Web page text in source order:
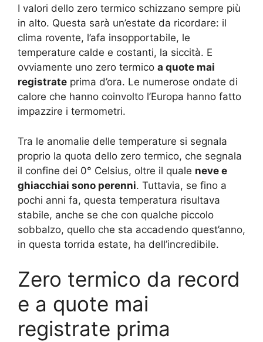
I valori dello zero termico schizzano sempre più
in alto. Questa sarà un’estate da ricordare: il
clima rovente, l’afa insopportabile, le
temperature calde e costanti, la siccità. E
ovviamente uno zero termico a quote mai
registrate prima d’ora. Le numerose ondate di
calore che hanno coinvolto l’Europa hanno fatto
impazzire i termometri.
Tra le anomalie delle temperature si segnala
proprio la quota dello zero termico, che segnala
il confine dei 0° Celsius, oltre il quale neve e
ghiacchiai sono perenni. Tuttavia, se fino a
pochi anni fa, questa temperatura risultava
stabile, anche se che con qualche piccolo
sobbalzo, quello che sta accadendo quest’anno,
in questa torrida estate, ha dell’incredibile.
Zero termico da record
e a quote mai
registrate prima